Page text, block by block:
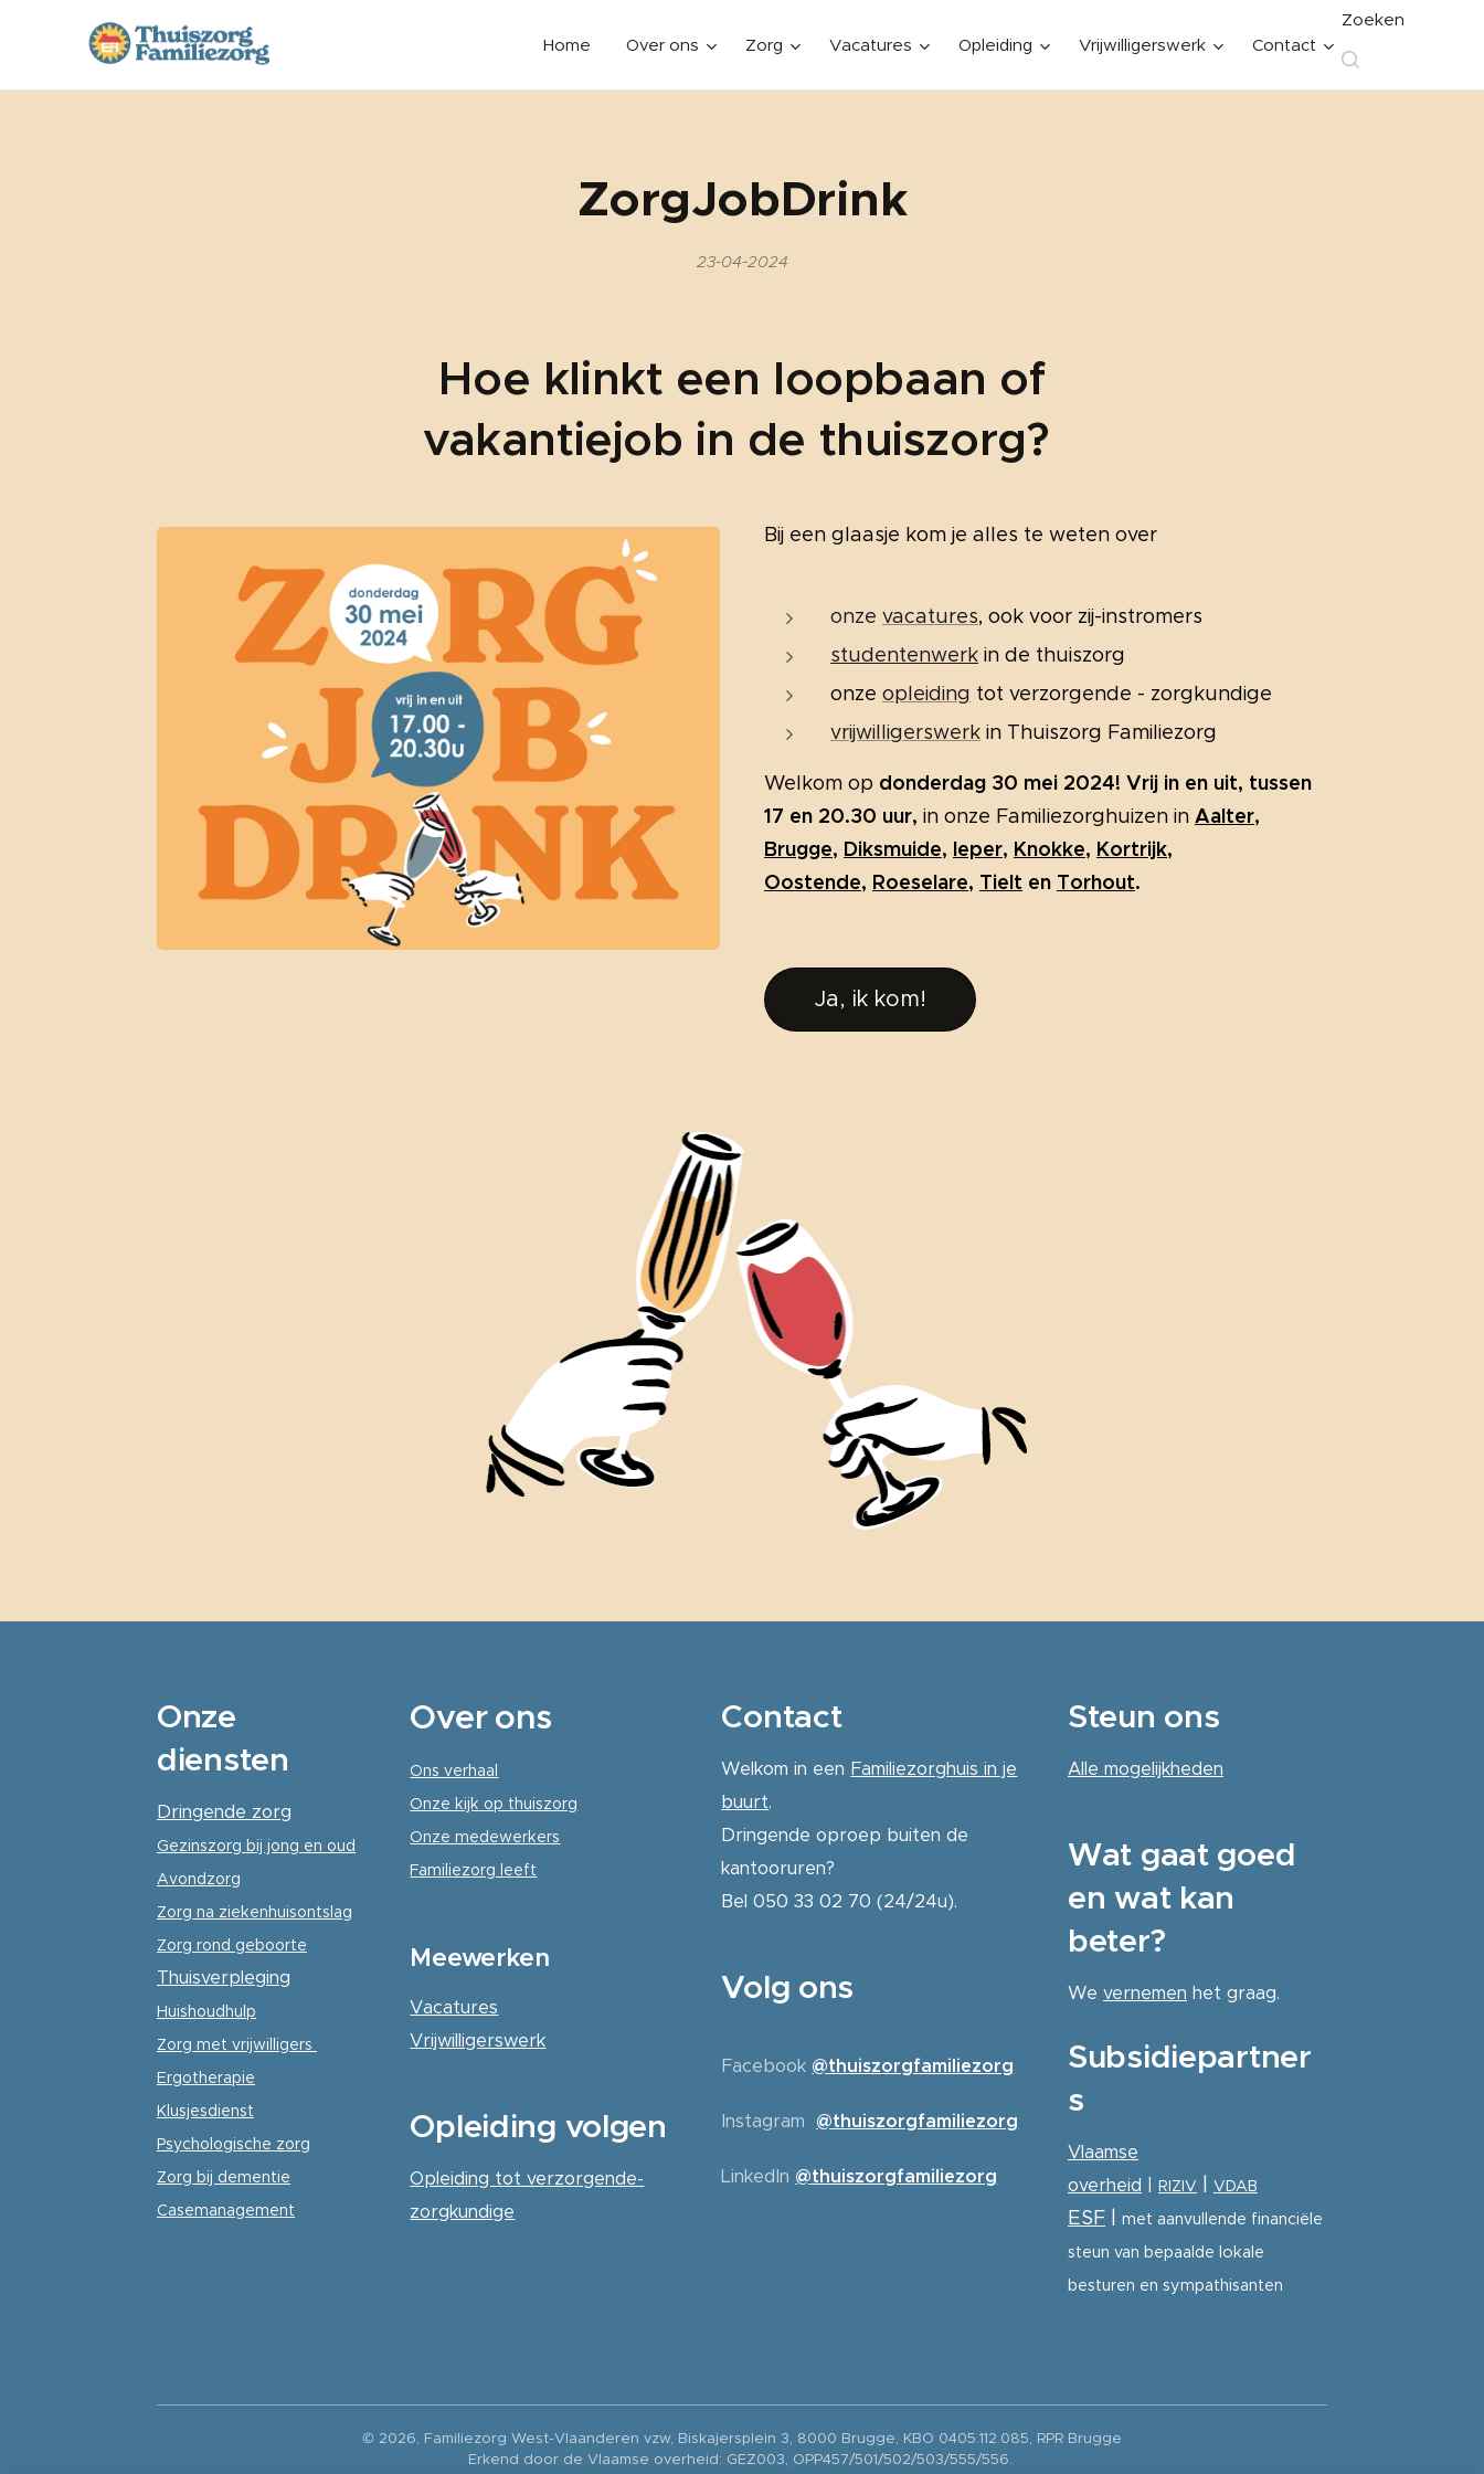
Home Over ons Zorg Vacatures Opleiding Vrijwilligerswerk Contact
Zoeken
ZorgJobDrink
23-04-2024
Hoe klinkt een loopbaan of
vakantiejob in de thuiszorg?
Bij een glaasje kom je alles te weten over
onze vacatures, ook voor zij-instromers
studentenwerk in de thuiszorg
onze opleiding tot verzorgende - zorgkundige
vrijwilligerswerk in Thuiszorg Familiezorg
Welkom op donderdag 30 mei 2024! Vrij in en uit, tussen
17 en 20.30 uur, in onze Familiezorghuizen in Aalter,
Brugge, Diksmuide, Ieper, Knokke, Kortrijk,
Oostende, Roeselare, Tielt en Torhout.
Ja, ik kom!
Onze
diensten
Dringende zorg
Gezinszorg bij jong en oud
Avondzorg
Zorg na ziekenhuisontslag
Zorg rond geboorte
Thuisverpleging
Huishoudhulp
Zorg met vrijwilligers
Ergotherapie
Klusjesdienst
Psychologische zorg
Zorg bij dementie
Casemanagement
Over ons
Ons verhaal
Onze kijk op thuiszorg
Onze medewerkers
Familiezorg leeft
Meewerken
Vacatures
Vrijwilligerswerk
Opleiding volgen
Opleiding tot verzorgende-
zorgkundige
Contact
Welkom in een Familiezorghuis in je
buurt.
Dringende oproep buiten de
kantooruren?
Bel 050 33 02 70 (24/24u).
Volg ons
Facebook @thuiszorgfamiliezorg
Instagram @thuiszorgfamiliezorg
LinkedIn @thuiszorgfamiliezorg
Steun ons
Alle mogelijkheden
Wat gaat goed
en wat kan
beter?
We vernemen het graag.
Subsidiepartner
s
Vlaamse
overheid | RIZIV | VDAB
ESF| met aanvullende financiële
steun van bepaalde lokale
besturen en sympathisanten
© 2026, Familiezorg West-Vlaanderen vzw, Biskajersplein 3, 8000 Brugge, KBO 0405.112.085, RPR Brugge
Erkend door de Vlaamse overheid: GEZ003, OPP457/501/502/503/555/556.